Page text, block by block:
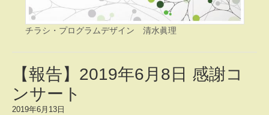
チラシ・プログラムデザイン 清水眞理
【報告】2019年6月8日 感謝コ
ンサート
2019年6月13日